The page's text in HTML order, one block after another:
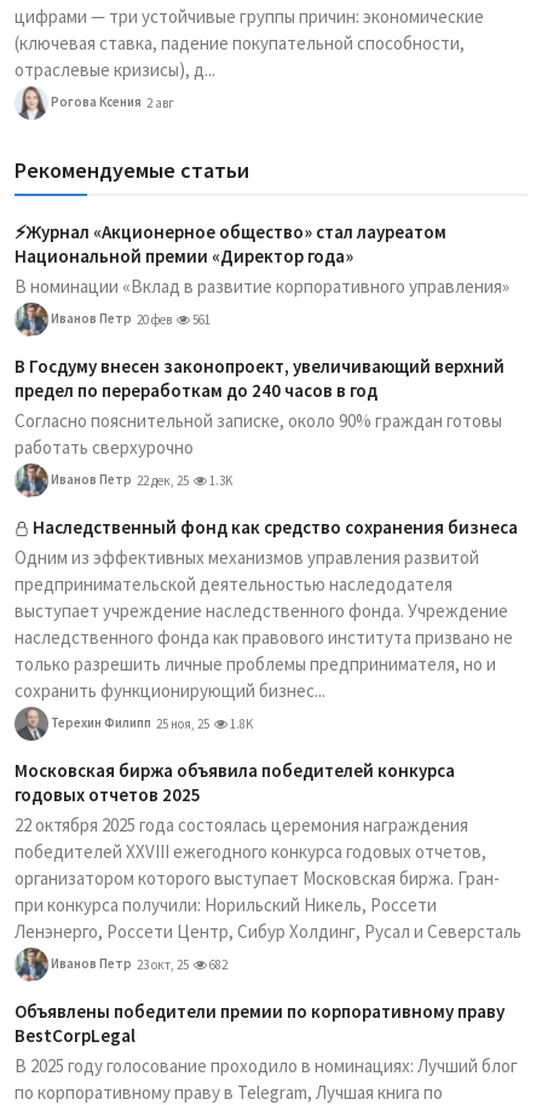
цифрами — три устойчивые группы причин: экономические
(ключевая ставка, падение покупательной способности,
отраслевые кризисы), д...
Рогова Ксения 2 авг
Рекомендуемые статьи
⚡️Журнал «Акционерное общество» стал лауреатом
Национальной премии «Директор года»
В номинации «Вклад в развитие корпоративного управления»
Иванов Петр 20 фев 561
В Госдуму внесен законопроект, увеличивающий верхний
предел по переработкам до 240 часов в год
Согласно пояснительной записке, около 90% граждан готовы
работать сверхурочно
Иванов Петр 22 дек, 25 1.3K
Наследственный фонд как средство сохранения бизнеса
Одним из эффективных механизмов управления развитой
предпринимательской деятельностью наследодателя
выступает учреждение наследственного фонда. Учреждение
наследственного фонда как правового института призвано не
только разрешить личные проблемы предпринимателя, но и
сохранить функционирующий бизнес...
Терехин Филипп 25 ноя, 25 1.8K
Московская биржа объявила победителей конкурса
годовых отчетов 2025
22 октября 2025 года состоялась церемония награждения
победителей XXVIII ежегодного конкурса годовых отчетов,
организатором которого выступает Московская биржа. Гран-
при конкурса получили: Норильский Никель, Россети
Ленэнерго, Россети Центр, Сибур Холдинг, Русал и Северсталь
Иванов Петр 23 окт, 25 682
Объявлены победители премии по корпоративному праву
BestCorpLegal
В 2025 году голосование проходило в номинациях: Лучший блог
по корпоративному праву в Telegram, Лучшая книга по